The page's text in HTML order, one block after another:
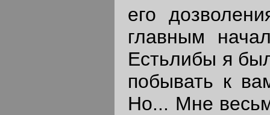
его
главным
Естьлибы я
побывать к
Но... Мне